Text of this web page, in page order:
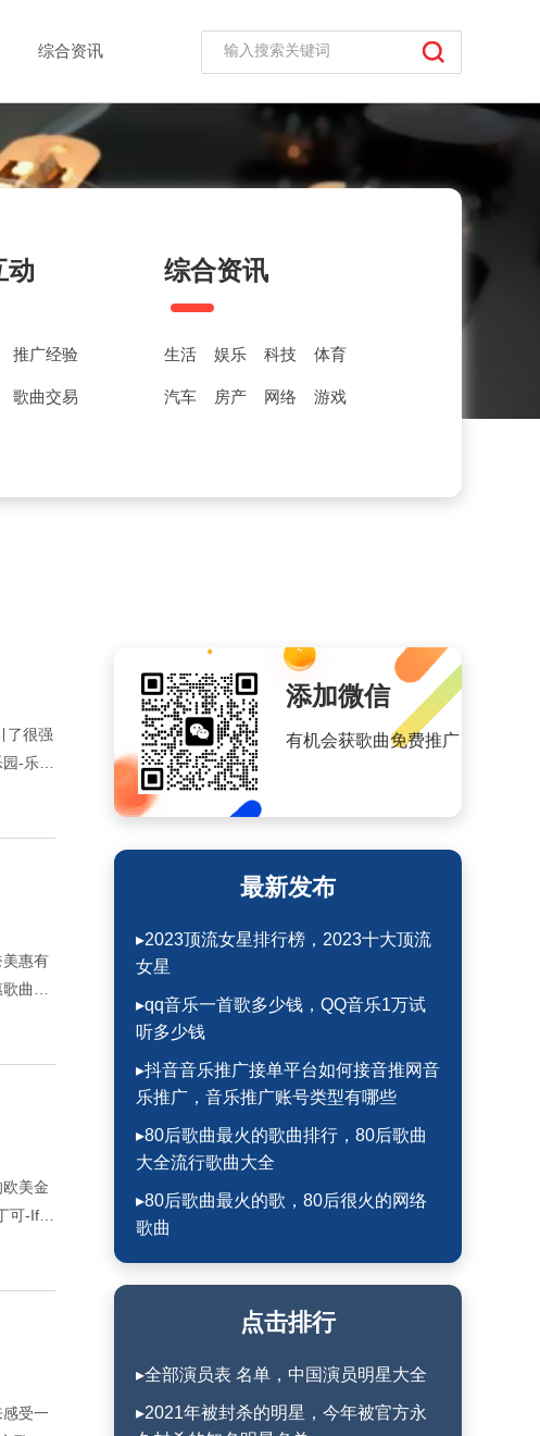
综合资讯
动
推广经验
歌曲交易
综合资讯
生活 娱乐 科技 体育
汽车 房产 网络 游戏
了很强
-乐园
惠有
曲大
美金
可-If
受一
添加微信
有机会获歌曲免费推广
最新发布
▸2023顶流女星排行榜，2023十大顶流
女星
▸qq音乐一首歌多少钱，QQ音乐1万试
听多少钱
▸抖音音乐推广接单平台如何接音推网音
乐推广，音乐推广账号类型有哪些
▸80后歌曲最火的歌曲排行，80后歌曲
大全流行歌曲大全
▸80后歌曲最火的歌，80后很火的网络
歌曲
点击排行
▸全部演员表 名单，中国演员明星大全
▸2021年被封杀的明星，今年被官方永